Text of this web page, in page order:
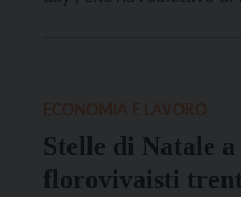
Stelle di Natale
florovivaisti